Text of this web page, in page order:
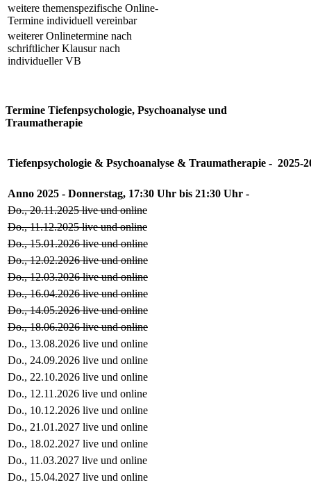
weitere themenspezifische Online-
Termine individuell vereinbar
weiterer Onlinetermine nach
schriftlicher Klausur nach
individueller VB
Termine Tiefenpsychologie, Psychoanalyse und
Traumatherapie
Tiefenpsychologie & Psychoanalyse & Traumatherapie - 2025-
Anno 2025 - Donnerstag, 17:30 Uhr bis 21:30 Uhr -
Do., 20.11.2025 live und online
Do., 11.12.2025 live und online
Do., 15.01.2026 live und online
Do., 12.02.2026 live und online
Do., 12.03.2026 live und online
Do., 16.04.2026 live und online
Do., 14.05.2026 live und online
Do., 18.06.2026 live und online
Do., 13.08.2026 live und online
Do., 24.09.2026 live und online
Do., 22.10.2026 live und online
Do., 12.11.2026 live und online
Do., 10.12.2026 live und online
Do., 21.01.2027 live und online
Do., 18.02.2027 live und online
Do., 11.03.2027 live und online
Do., 15.04.2027 live und online